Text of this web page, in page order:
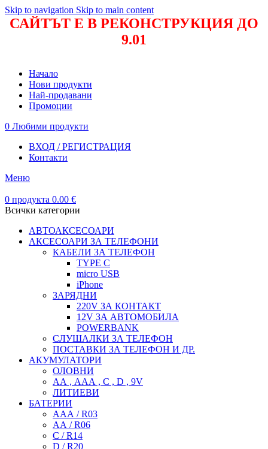
Skip to navigation Skip to main content
САЙТЪТ Е В РЕКОНСТРУКЦИЯ ДО
9.01
Начало
Нови продукти
Най-продавани
Промоции
0 Любими продукти
ВХОД / РЕГИСТРАЦИЯ
Контакти
Меню
0 продукта 0.00 €
Всички категории
АВТОАКСЕСОАРИ
АКСЕСОАРИ ЗА ТЕЛЕФОНИ
КАБЕЛИ ЗА ТЕЛЕФОН
TYPE C
micro USB
iPhone
ЗАРЯДНИ
220V ЗА КОНТАКТ
12V ЗА АВТОМОБИЛА
POWERBANK
СЛУШАЛКИ ЗА ТЕЛЕФОН
ПОСТАВКИ ЗА ТЕЛЕФОН И ДР.
АКУМУЛАТОРИ
ОЛОВНИ
АА , ААА , C , D , 9V
ЛИТИЕВИ
БАТЕРИИ
ААА / R03
АА / R06
C / R14
D / R20